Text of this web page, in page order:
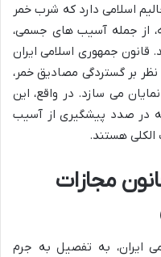
اسلامی دارد که شرب خمر
از جمله آسیب های جسمی،
قانون جمهوری اسلامی ایران
نظر بر گستردگی مصادیق خمر،
می سازد. در واقع، این
در صدد پیشگیری از آسیب
هستند.
مجازات
ایران، به تفصیل به جرم